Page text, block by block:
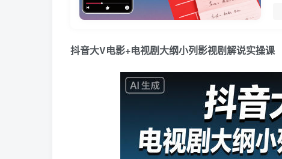
抖音大V电影+电视剧大纲小列影视剧解说实操课